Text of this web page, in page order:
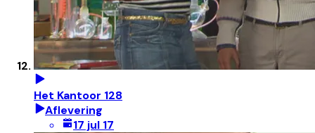
Het Kantoor 128
Aflevering
17 jul 17